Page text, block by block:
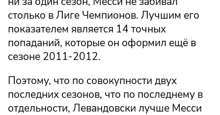
столько в Лиге Чемпионов. Лучшим его
показателем является 14 точных
попаданий, которые он оформил ещё в
сезоне 2011-2012.
Поэтому, что по совокупности двух
последних сезонов, что по последнему в
отдельности, Левандовски лучше Месси